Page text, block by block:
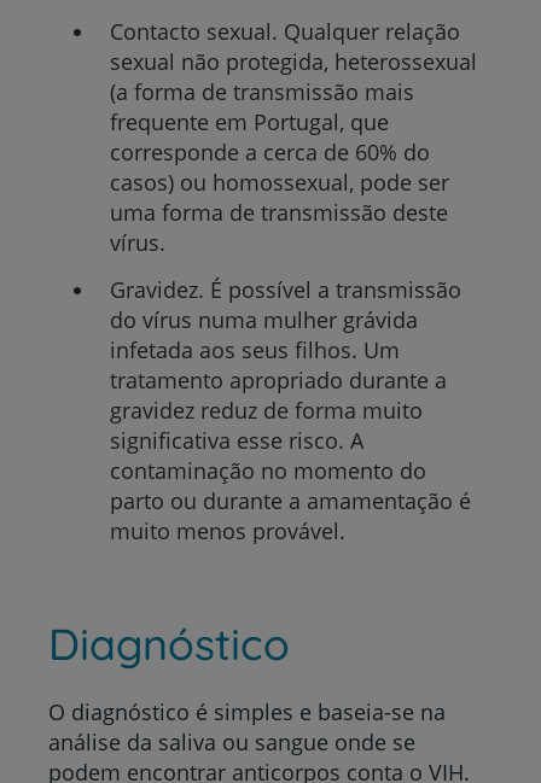
Contacto sexual. Qualquer relação
sexual não protegida, heterossexual
(a forma de transmissão mais
frequente em Portugal, que
corresponde a cerca de 60% do
casos) ou homossexual, pode ser
uma forma de transmissão deste
vírus.
Gravidez. É possível a transmissão
do vírus numa mulher grávida
infetada aos seus filhos. Um
tratamento apropriado durante a
gravidez reduz de forma muito
significativa esse risco. A
contaminação no momento do
parto ou durante a amamentação é
muito menos provável.
Diagnóstico
O diagnóstico é simples e baseia-se na
análise da saliva ou sangue onde se
podem encontrar anticorpos conta o VIH.